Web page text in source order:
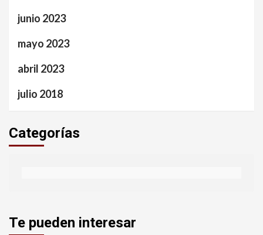
junio 2023
mayo 2023
abril 2023
julio 2018
Categorías
Te pueden interesar